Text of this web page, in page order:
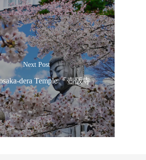
Next Post
dera Temple 「壺阪寺」